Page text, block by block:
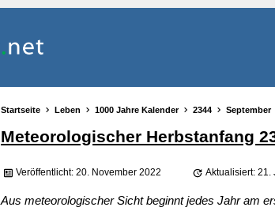
Startseite Leben 1000 Jahre Kalender 2344 September
Meteorologischer Herbstanfang
Veröffentlicht: 20. November 2022 Aktualisiert: 21.
Aus meteorologischer Sicht beginnt jedes Jahr am